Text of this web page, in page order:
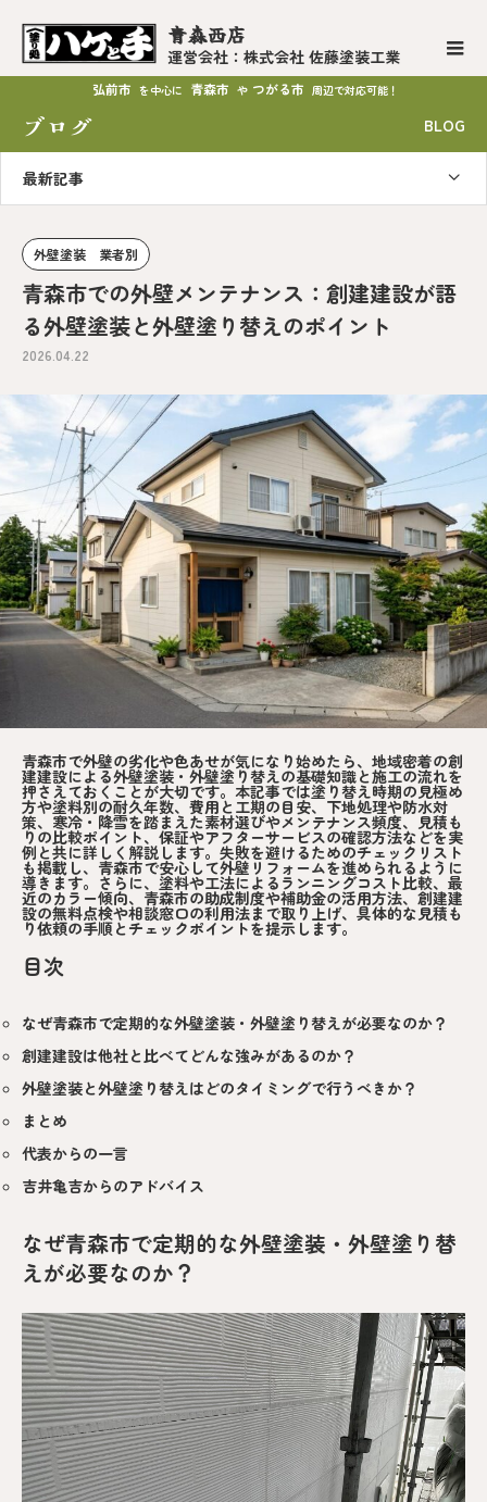
青森西店
運営会社：株式会社 佐藤塗装工業
弘前市 を中心に 青森市 や つがる市 周辺で対応可能！
ブログ BLOG
最新記事
外壁塗装 業者別
青森市での外壁メンテナンス：創建建設が語
る外壁塗装と外壁塗り替えのポイント
2026.04.22
青森市で外壁の劣化や色あせが気になり始めたら、地域密着の創
建建設による外壁塗装・外壁塗り替えの基礎知識と施工の流れを
押さえておくことが大切です。本記事では塗り替え時期の見極め
方や塗料別の耐久年数、費用と工期の目安、下地処理や防水対
策、寒冷・降雪を踏まえた素材選びやメンテナンス頻度、見積も
りの比較ポイント、保証やアフターサービスの確認方法などを実
例と共に詳しく解説します。失敗を避けるためのチェックリスト
も掲載し、青森市で安心して外壁リフォームを進められるように
導きます。さらに、塗料や工法によるランニングコスト比較、最
近のカラー傾向、青森市の助成制度や補助金の活用方法、創建建
設の無料点検や相談窓口の利用法まで取り上げ、具体的な見積も
り依頼の手順とチェックポイントを提示します。
目次
なぜ青森市で定期的な外壁塗装・外壁塗り替えが必要なのか？
創建建設は他社と比べてどんな強みがあるのか？
外壁塗装と外壁塗り替えはどのタイミングで行うべきか？
まとめ
代表からの一言
吉井亀吉からのアドバイス
なぜ青森市で定期的な外壁塗装・外壁塗り替
えが必要なのか？